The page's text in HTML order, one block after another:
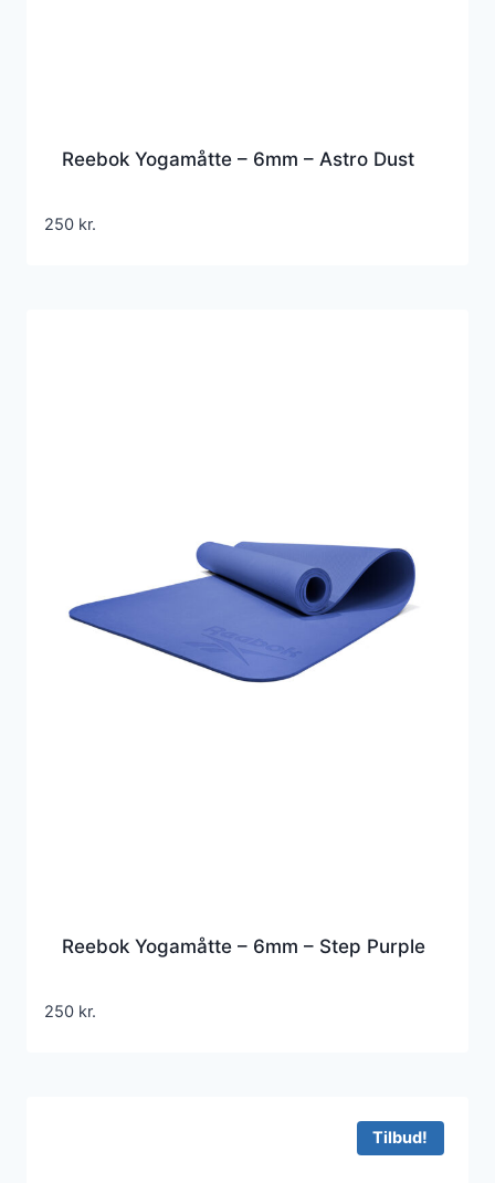
Reebok Yogamåtte – 6mm – Astro Dust
250 kr.
Reebok Yogamåtte – 6mm – Step Purple
250 kr.
Tilbud!